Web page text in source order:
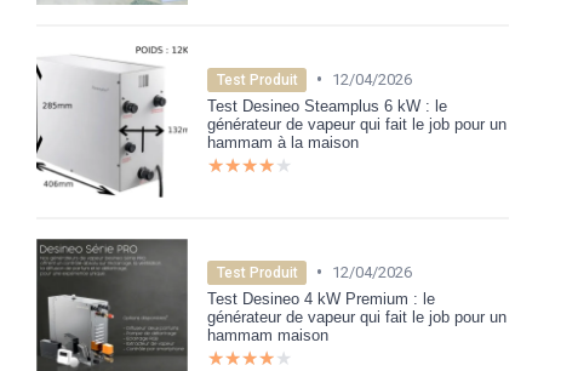
Test Produit •
12/04/2026
Test Desineo Steamplus 6 kW : le
générateur de vapeur qui fait le job pour un
hammam à la maison
★★★★★
★★★★★
Test Produit •
12/04/2026
Test Desineo 4 kW Premium : le
générateur de vapeur qui fait le job pour un
hammam maison
★★★★★
★★★★★